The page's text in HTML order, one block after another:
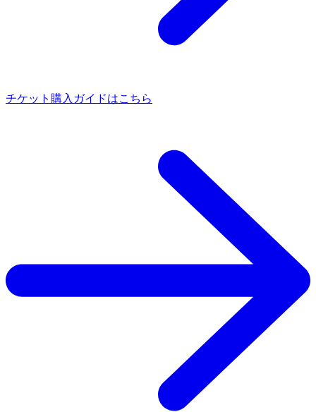
チケット購入ガイドはこちら